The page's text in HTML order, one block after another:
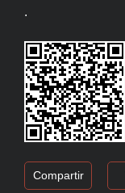
.
Compartir